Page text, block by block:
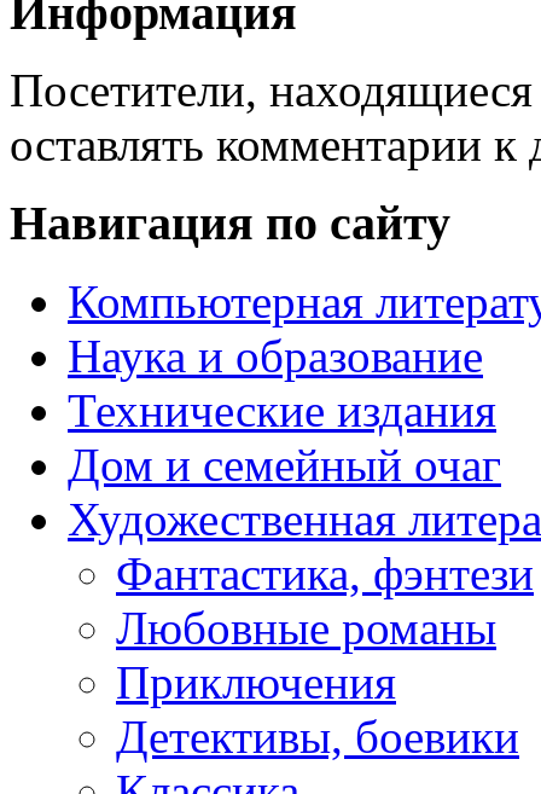
Информация
Посетители,
оставлять комментарии к
Навигация по сайту
Компьютерная
Наука и образование
Технические издания
Дом и семейный очаг
Художественная
Фантастика, фэнтези
Любовные романы
Приключения
Детективы, боевики